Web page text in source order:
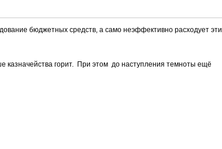
бюджетных средств, а само неэффективно расходует эти
казначейства горит. При этом до наступления темноты ещё